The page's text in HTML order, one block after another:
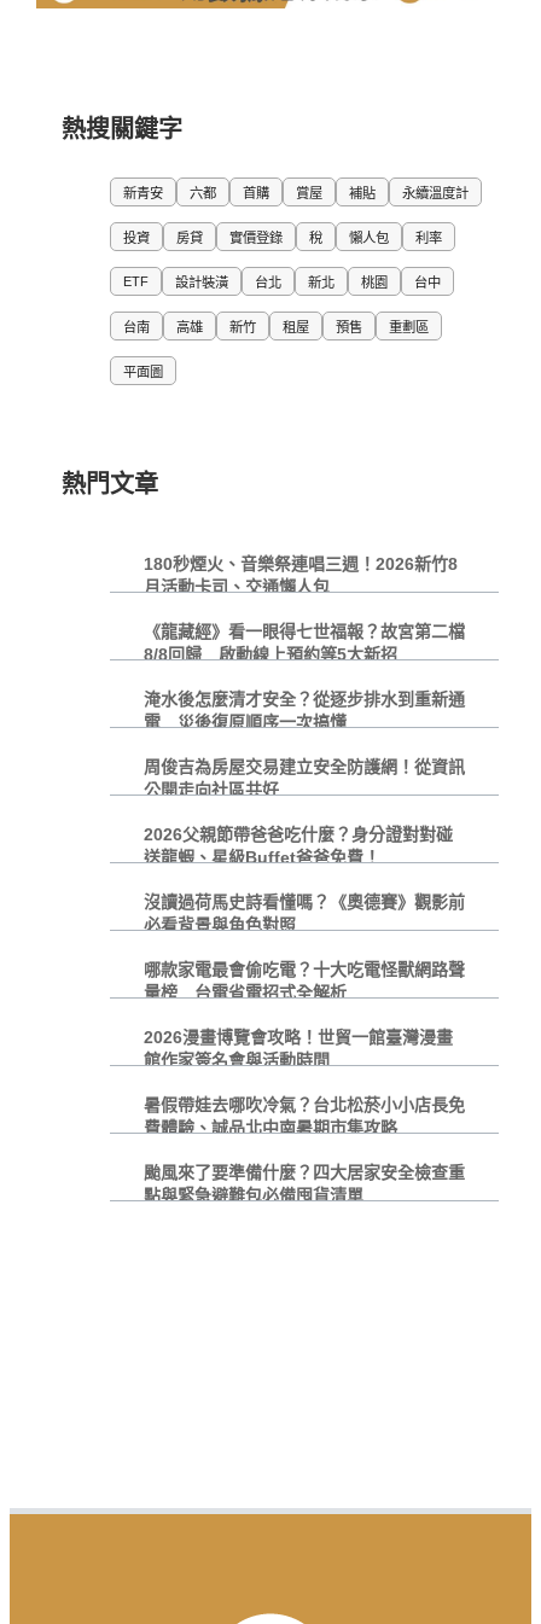
熱搜關鍵字
新青安 六都 首購 賞屋 補貼 永續溫度計
投資 房貸 實價登錄 稅 懶人包 利率
ETF 設計裝潢 台北 新北 桃園 台中
台南 高雄 新竹 租屋 預售 重劃區
平面圖
熱門文章
180秒煙火、音樂祭連唱三週！2026新竹8
月活動卡司、交通懶人包
《龍藏經》看一眼得七世福報？故宮第二檔
8/8回歸 啟動線上預約等5大新招
淹水後怎麼清才安全？從逐步排水到重新通
電 災後復原順序一次搞懂
周俊吉為房屋交易建立安全防護網！從資訊
公開走向社區共好
2026父親節帶爸爸吃什麼？身分證對對碰
送龍蝦、星級Buffet爸爸免費！
沒讀過荷馬史詩看懂嗎？《奧德賽》觀影前
必看背景與角色對照
哪款家電最會偷吃電？十大吃電怪獸網路聲
量榜 台電省電招式全解析
2026漫畫博覽會攻略！世貿一館臺灣漫畫
館作家簽名會與活動時間
暑假帶娃去哪吹冷氣？台北松菸小小店長免
費體驗、誠品北中南暑期市集攻略
颱風來了要準備什麼？四大居家安全檢查重
點與緊急避難包必備囤貨清單